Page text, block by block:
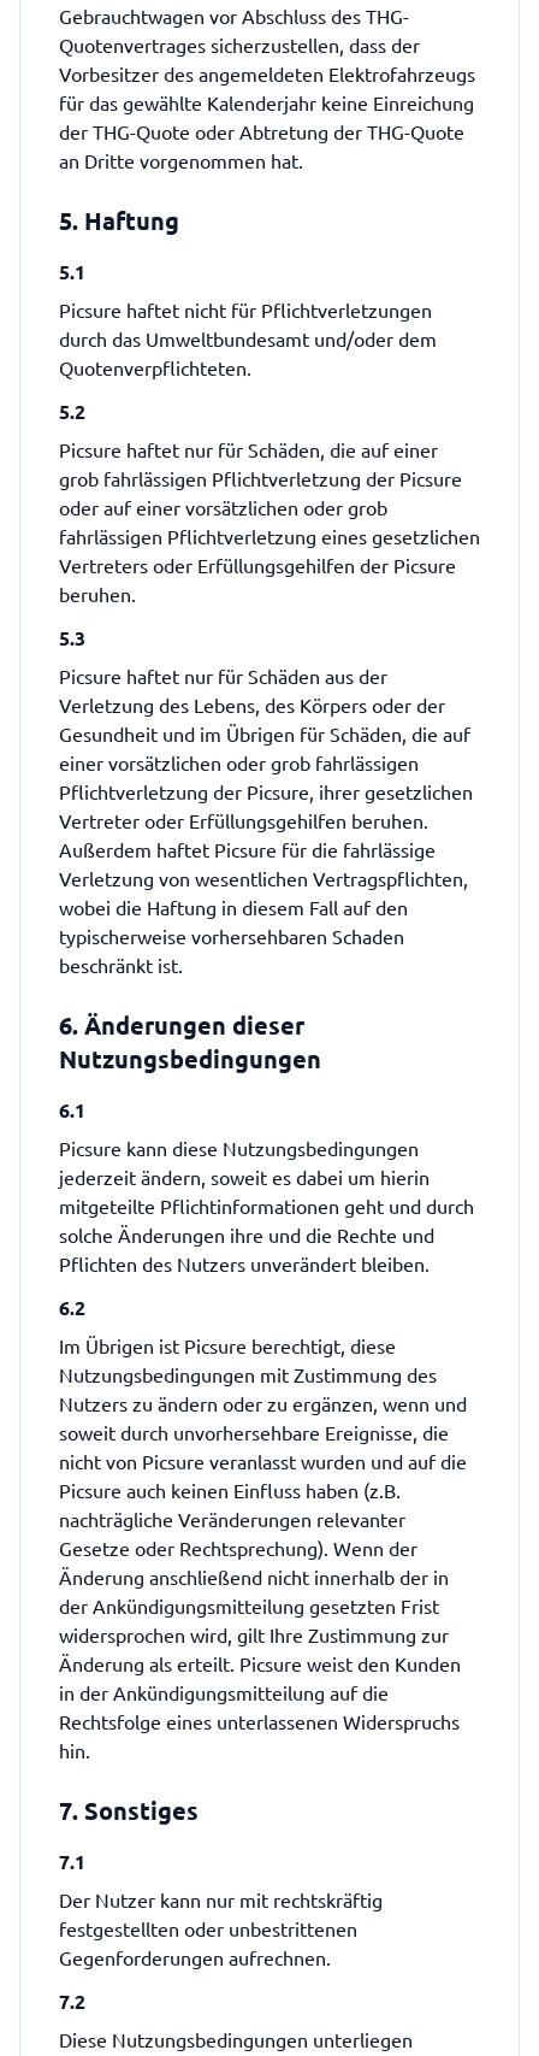
Gebrauchtwagen vor Abschluss des THG-
Quotenvertrages sicherzustellen, dass der
Vorbesitzer des angemeldeten Elektrofahrzeugs
für das gewählte Kalenderjahr keine Einreichung
der THG-Quote oder Abtretung der THG-Quote
an Dritte vorgenommen hat.
5. Haftung
5.1
Picsure haftet nicht für Pflichtverletzungen
durch das Umweltbundesamt und/oder dem
Quotenverpflichteten.
5.2
Picsure haftet nur für Schäden, die auf einer
grob fahrlässigen Pflichtverletzung der Picsure
oder auf einer vorsätzlichen oder grob
fahrlässigen Pflichtverletzung eines gesetzlichen
Vertreters oder Erfüllungsgehilfen der Picsure
beruhen.
5.3
Picsure haftet nur für Schäden aus der
Verletzung des Lebens, des Körpers oder der
Gesundheit und im Übrigen für Schäden, die auf
einer vorsätzlichen oder grob fahrlässigen
Pflichtverletzung der Picsure, ihrer gesetzlichen
Vertreter oder Erfüllungsgehilfen beruhen.
Außerdem haftet Picsure für die fahrlässige
Verletzung von wesentlichen Vertragspflichten,
wobei die Haftung in diesem Fall auf den
typischerweise vorhersehbaren Schaden
beschränkt ist.
6. Änderungen dieser
Nutzungsbedingungen
6.1
Picsure kann diese Nutzungsbedingungen
jederzeit ändern, soweit es dabei um hierin
mitgeteilte Pflichtinformationen geht und durch
solche Änderungen ihre und die Rechte und
Pflichten des Nutzers unverändert bleiben.
6.2
Im Übrigen ist Picsure berechtigt, diese
Nutzungsbedingungen mit Zustimmung des
Nutzers zu ändern oder zu ergänzen, wenn und
soweit durch unvorhersehbare Ereignisse, die
nicht von Picsure veranlasst wurden und auf die
Picsure auch keinen Einfluss haben (z.B.
nachträgliche Veränderungen relevanter
Gesetze oder Rechtsprechung). Wenn der
Änderung anschließend nicht innerhalb der in
der Ankündigungsmitteilung gesetzten Frist
widersprochen wird, gilt Ihre Zustimmung zur
Änderung als erteilt. Picsure weist den Kunden
in der Ankündigungsmitteilung auf die
Rechtsfolge eines unterlassenen Widerspruchs
hin.
7. Sonstiges
7.1
Der Nutzer kann nur mit rechtskräftig
festgestellten oder unbestrittenen
Gegenforderungen aufrechnen.
7.2
Diese Nutzungsbedingungen unterliegen